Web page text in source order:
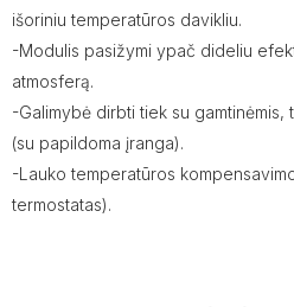
išoriniu temperatūros davikliu.
-Modulis pasižymi ypač dideliu
atmosferą.
-Galimybė dirbti tiek su gamtinėmis,
(su papildoma įranga).
-Lauko temperatūros
termostatas).